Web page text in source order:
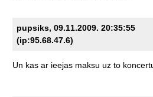
pupsiks, 09.11.2009. 20:35:55
(ip:95.68.47.6)
Un kas ar ieejas maksu uz to